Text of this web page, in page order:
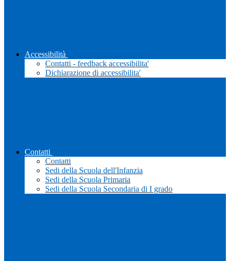
Accessibilità
Contatti - feedback accessibilita'
Dichiarazione di accessibilita'
Contatti
Contatti
Sedi della Scuola dell'Infanzia
Sedi della Scuola Primaria
Sedi della Scuola Secondaria di I grado